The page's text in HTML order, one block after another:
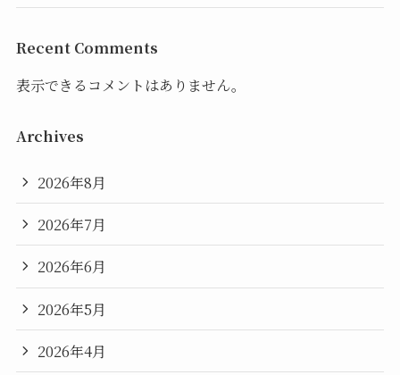
Recent Comments
表示できるコメントはありません。
Archives
2026年8月
2026年7月
2026年6月
2026年5月
2026年4月